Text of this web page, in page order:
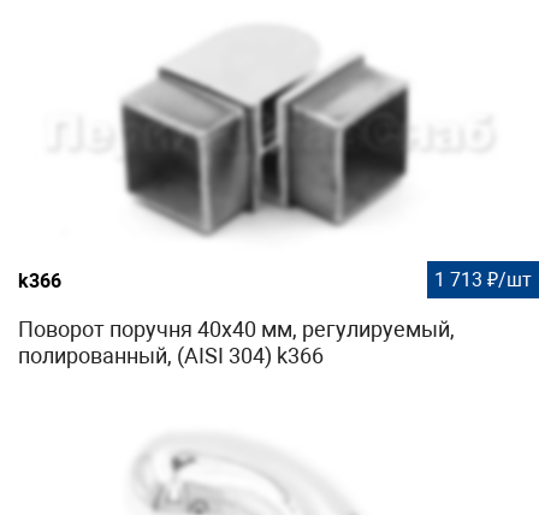
k366 1 713 ₽/шт
Поворот поручня 40х40 мм, регулируемый,
полированный, (AISI 304) k366